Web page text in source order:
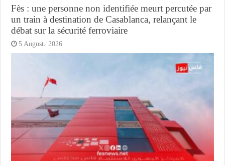
Fès : une personne non identifiée meurt percutée par
un train à destination de Casablanca, relançant le
débat sur la sécurité ferroviaire
5 August، 2026